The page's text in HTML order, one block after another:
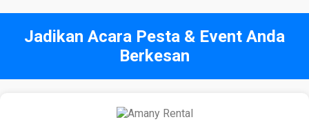
Jadikan Acara Pesta & Event Anda
Berkesan